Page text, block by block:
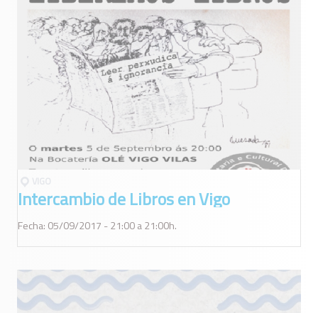
Intercambio de Libros en Vigo
Fecha: 05/09/2017 - 21:00 a 21:00h.